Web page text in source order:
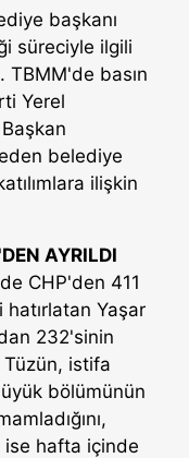
başkanı
süreciyle ilgili
TBMM'de basın
Yerel
belediye
ilişkin
AYRILDI
CHP'den 411
hatırlatan Yaşar
232'sinin
istifa
bölümünün
ise hafta içinde